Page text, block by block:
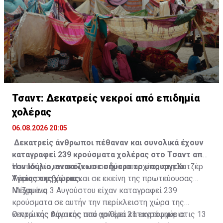
Τσαντ: Δεκατρείς νεκροί από επιδημία
χολέρας
06.08.2026 20:05
Δεκατρείς άνθρωποι πέθαναν και συνολικά έχουν
καταγραφεί 239 κρούσματα χολέρας στο Τσαντ από
τον Ιούλιο, ανακοίνωσε σήμερα το υπουργείο
Υγείας της χώρας.
Η επιδημία εντοπίζεται σε δύο επαρχίες, στη Χατζέρ
Λάμις στα βόρεια και σε εκείνη της πρωτεύουσας
Ντζαμένα.
Μέχρι τις 3 Αυγούστου είχαν καταγραφεί 239
κρούσματα σε αυτήν την περίκλειστη χώρα της
κεντρικής Αφρικής που αριθμεί 21 εκατομμύρια
Ο πρώτος θάνατος από χολέρα καταγράφηκε στις 13